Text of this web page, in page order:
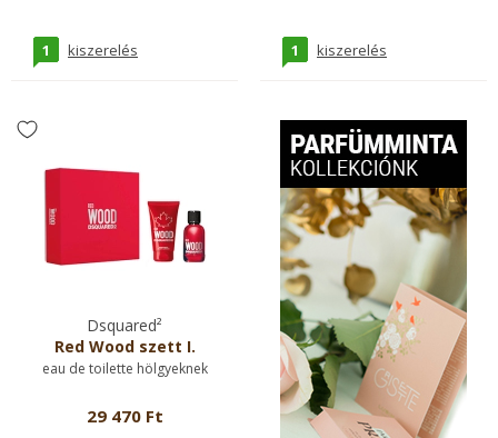
1 kiszerelés 1 kiszerelés
Dsquared²
Red Wood szett I.
eau de toilette hölgyeknek
29 470 Ft